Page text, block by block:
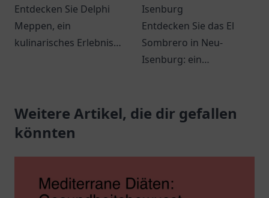
Entdecken Sie Delphi
Meppen, ein
kulinarisches Erlebnis
Gastfreundschaft.
Isenburg
Entdecken Sie das El
Sombrero in Neu-
Isenburg: ein
angenehmer
Atmosphäre.
Weitere Artikel, die dir gefallen
könnten